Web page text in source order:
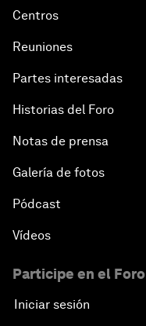
Centros
Reuniones
Partes interesadas
Historias del Foro
Notas de prensa
Galería de fotos
Pódcast
Vídeos
Participe en el Foro
Iniciar sesión